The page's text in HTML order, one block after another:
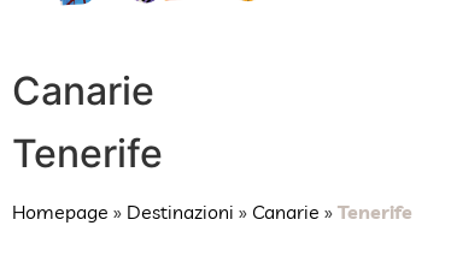
Canarie
Tenerife
Homepage » Destinazioni » Canarie » Tenerife